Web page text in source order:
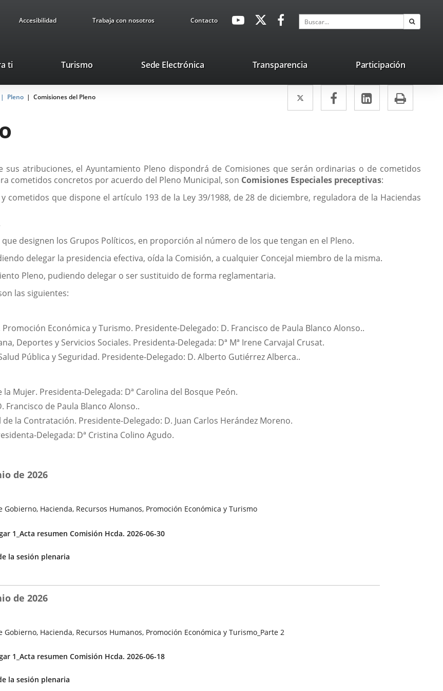
Accesibilidad Trabaja con nosotros ContactoavaHeaderSocial
Enlace
externa.
Enlace
aplicación
externa.
Enlace
aplicación
externa.
Buscar
ti TurismoEste
se
abrirá
Sede ElectrónicaEnlace
una
Transparencia Participación
Pleno Comisiones del Pleno Twitter
Enlace
a
externa.
Facebook
Enlace
a
externa.
LinkedIn
Enlace
a
externa.
atribuciones, el Ayuntamiento Pleno dispondrá de Comisiones que serán ordinarias o de cometidos
cometidos concretos por acuerdo del Pleno Municipal, son Comisiones Especiales preceptivas:
cometidos que dispone el artículo 193 de la Ley 39/1988, de 28 de diciembre, reguladora de la Haciendas
designen los Grupos Políticos, en proporción al número de los que tengan en el Pleno.
delegar la presidencia efectiva, oída la Comisión, a cualquier Concejal miembro de la misma.
Pleno, pudiendo delegar o ser sustituido de forma reglamentaria.
las siguientes:
Económica y Turismo. Presidente-Delegado: D. Francisco de Paula Blanco Alonso..
Deportes y Servicios Sociales. Presidenta-Delegada: Dª Mª Irene Carvajal Crusat.
Pública y Seguridad. Presidente-Delegado: D. Alberto Gutiérrez Alberca..
Mujer. Presidenta-Delegada: Dª Carolina del Bosque Peón.
Francisco de Paula Blanco Alonso..
la Contratación. Presidente-Delegado: D. Juan Carlos Herández Moreno.
Delegada: Dª Cristina Colino Agudo.
Gobierno, Hacienda, Recursos Humanos, Promoción Económica y Turismo
de 2026
1_Acta resumen Comisión Hcda. 2026-06-30
la sesión plenariaEnlace
aplicación
Gobierno, Hacienda, Recursos Humanos, Promoción Económica y Turismo_Parte 2
de 2026
1_Acta resumen Comisión Hcda. 2026-06-18
la sesión plenariaEnlace